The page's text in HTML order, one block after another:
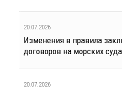
20.07.2026
Изменения в правила
договоров на морских
20.07.2026